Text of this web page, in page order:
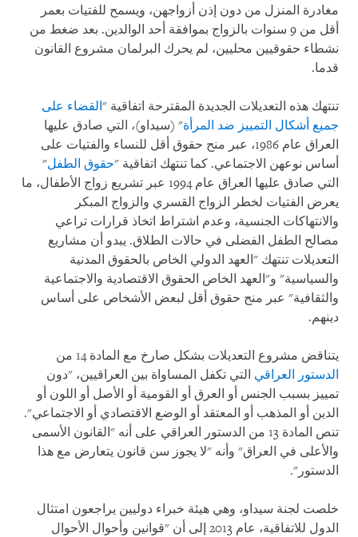
مغادرة المنزل من دون إذن أزواجهن، ويسمح للفتيات بعمر
أقل من 9 سنوات بالزواج بموافقة أحد الوالدين. بعد ضغط من
نشطاء حقوقيين محليين، لم يحرك البرلمان مشروع القانون
قدما.
تنتهك هذه التعديلات الجديدة المقترحة اتفاقية " القضاء على
جميع أشكال التمييز ضد المرأة" (سيداو)، التي صادق عليها
العراق عام 1986، عبر منح حقوق أقل للنساء والفتيات على
أساس نوعهن الاجتماعي. كما تنتهك اتفاقية "حقوق الطفل"
التي صادق عليها العراق عام 1994 عبر تشريع زواج الأطفال، ما
يعرض الفتيات لخطر الزواج القسري والزواج المبكر
والانتهاكات الجنسية، وعدم اشتراط اتخاذ قرارات تراعي
مصالح الطفل الفضلى في حالات الطلاق. يبدو أن مشاريع
التعديلات تنتهك "العهد الدولي الخاص بالحقوق المدنية
والسياسية" و"العهد الخاص الحقوق الاقتصادية والاجتماعية
والثقافية" عبر منح حقوق أقل لبعض الأشخاص على أساس
دينهم.
يتناقض مشروع التعديلات بشكل صارخ مع المادة 14 من
الدستور العراقي التي تكفل المساواة بين العراقيين، "دون
تمييز بسبب الجنس أو العرق أو القومية أو الأصل أو اللون أو
الدين أو المذهب أو المعتقد أو الوضع الاقتصادي أو الاجتماعي".
تنص المادة 13 من الدستور العراقي على أنه "القانون الأسمى
والأعلى في العراق" وأنه "لا يجوز سن قانون يتعارض مع هذا
الدستور".
خلصت لجنة سيداو، وهي هيئة خبراء دوليين يراجعون امتثال
الدول للاتفاقية، عام 2013 إلى أن "قوانين وأحوال الأحوال